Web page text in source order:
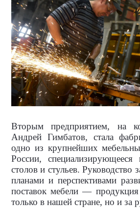
Вторым предприятием, на
Андрей Гимбатов, стала
одно из крупнейших
России, специализирующееся
столов и стульев. Руководство
планами и перспективами
поставок мебели — продукция
только в нашей стране, но и за